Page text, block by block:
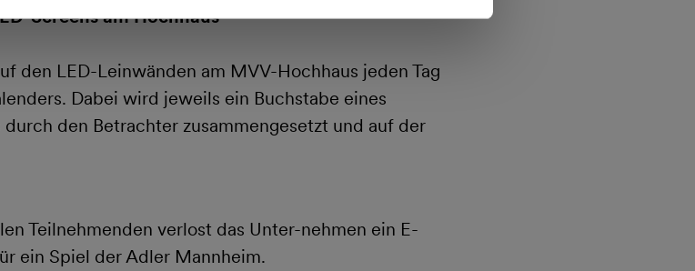
Screens am Hochhaus
den LED-Leinwänden am MVV-Hochhaus jeden Tag
Dabei wird jeweils ein Buchstabe eines
den Betrachter zusammengesetzt und auf der
Teilnehmenden verlost das Unter-nehmen ein E-
ein Spiel der Adler Mannheim.